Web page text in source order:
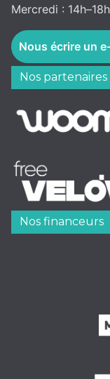
Mercredi : 14h–18h
Nous écrire un
Nos partenaires
Nos financeurs